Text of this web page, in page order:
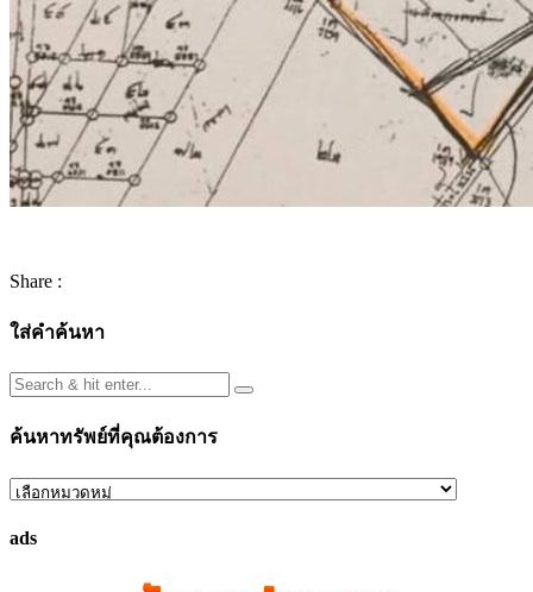
Share :
ใส่คำค้นหา
ค้นหาทรัพย์ที่คุณต้องการ
ค้นหา
ที่
ads